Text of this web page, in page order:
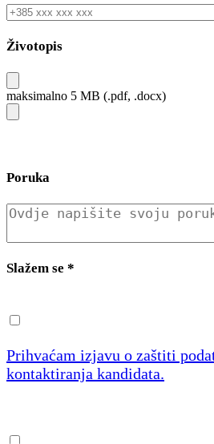
Životopis
maksimalno 5 MB (.pdf, .docx)
Poruka
Slažem se *
Prihvaćam izjavu o zaštiti
kontaktiranja kandidata.